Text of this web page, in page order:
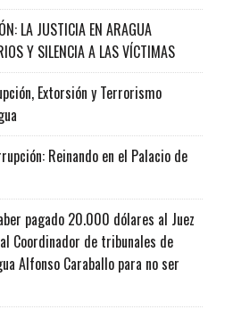
LA JUSTICIA EN ARAGUA
Y SILENCIA A LAS VÍCTIMAS
Extorsión y Terrorismo
Reinando en el Palacio de
pagado 20.000 dólares al Juez
Coordinador de tribunales de
Alfonso Caraballo para no ser